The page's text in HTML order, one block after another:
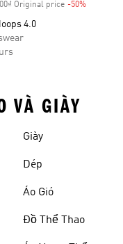
Original price -50%
4.0
VÀ GIÀY
Giày
Dép
Áo Gió
Đồ Thể Thao